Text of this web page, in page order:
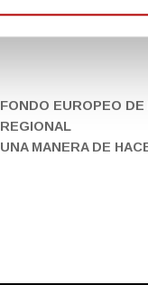
FONDO EUROPEO
REGIONAL
UNA MANERA DE